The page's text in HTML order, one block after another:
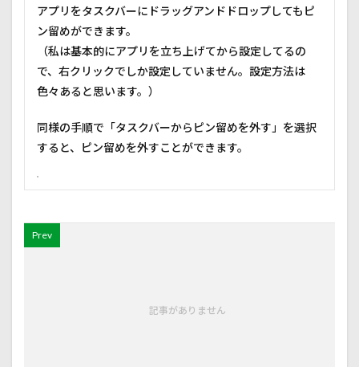
アプリをタスクバーにドラッグアンドドロップしてもピ
ン留めができます。
（私は基本的にアプリを立ち上げてから設定してるの
で、右クリックでしか設定していません。設定方法は
色々あると思います。）
同様の手順で「タスクバーからピン留めを外す」を選択
すると、ピン留めを外すことができます。
Prev
記事がありません